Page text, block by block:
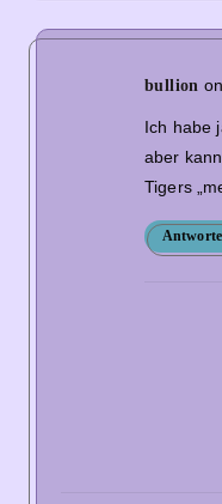
bullion
Ich habe
aber
Tigers